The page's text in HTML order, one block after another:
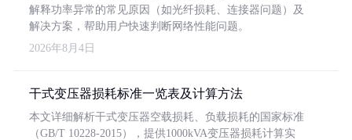
解释功率异常的常见原因（如光纤损耗、连接器问题）及
解决方案，帮助用户快速判断网络性能问题。
2026年8月4日
干式变压器损耗标准一览表及计算方法
本文详细解析干式变压器空载损耗、负载损耗的国家标准
（GB/T 10228-2015），提供1000kVA变压器损耗计算实